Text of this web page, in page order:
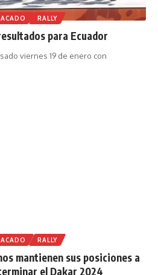
RALLY
para Ecuador
viernes 19 de enero con
RALLY
mantienen sus posiciones a
el Dakar 2024